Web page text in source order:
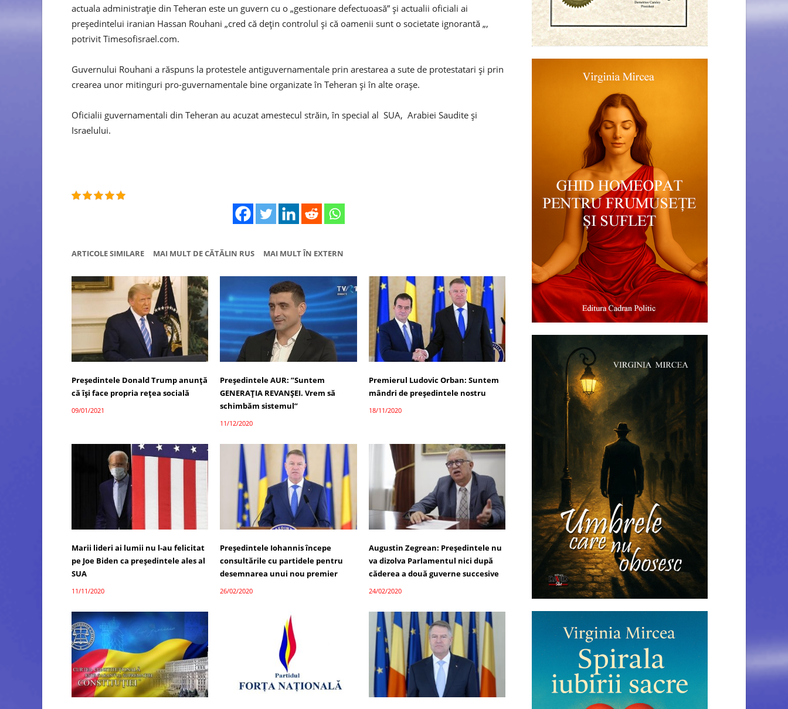
actuala administrație din Teheran este un guvern cu o „gestionare defectuoasă” și actualii oficiali ai
președintelui iranian Hassan Rouhani „cred că dețin controlul și că oamenii sunt o societate ignorantă „,
potrivit Timesofisrael.com.
Guvernului Rouhani a răspuns la protestele antiguvernamentale prin arestarea a sute de protestatari și prin
crearea unor mitinguri pro-guvernamentale bine organizate în Teheran și în alte orașe.
Oficialii guvernamentali din Teheran au acuzat amestecul străin, în special al SUA, Arabiei Saudite și
Israelului.
ARTICOLE SIMILARE MAI MULT DE CĂTĂLIN RUS MAI MULT ÎN EXTERN
Președintele Donald Trump anunță
că își face propria rețea socială
09/01/2021
Președintele AUR: ”Suntem
GENERAȚIA REVANȘEI. Vrem să
schimbăm sistemul”
11/12/2020
Premierul Ludovic Orban: Suntem
mândri de președintele nostru
18/11/2020
Marii lideri ai lumii nu l-au felicitat
pe Joe Biden ca președintele ales al
SUA
11/11/2020
Președintele Iohannis începe
consultările cu partidele pentru
desemnarea unui nou premier
26/02/2020
Augustin Zegrean: Președintele nu
va dizolva Parlamentul nici după
căderea a două guverne succesive
24/02/2020